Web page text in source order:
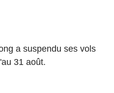
a suspendu ses vols
31 août.